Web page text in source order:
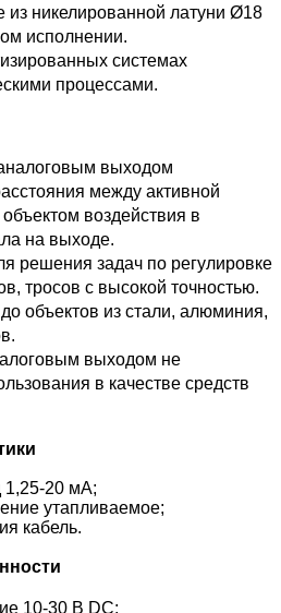
из никелированной латуни Ø18
исполнении.
системах
процессами.
выходом
между активной
воздействия в
на выходе.
решения задач по регулировке
тросов с высокой точностью.
объектов из стали, алюминия,
выходом не
в качестве средств
1,25-20 мА;
утапливаемое;
кабель.
10-30 В DC;